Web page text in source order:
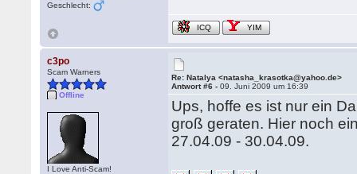
Geschlecht:
ICQ YIM
c3po
Scam Warners
Offline
I Love Anti-Scam!
Re: Natalya <natasha_krasotka@yahoo.de>
Antwort #6 -09. Juni 2009 um 16:39
Ups, hoffe es ist nur ein
groß geraten. Hier noch
27.04.09 - 30.04.09.